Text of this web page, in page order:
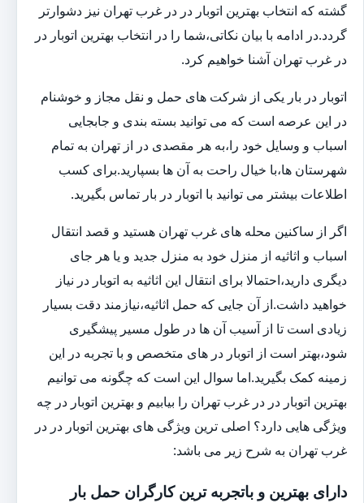
گشته که انتخاب بهترین اتوبار در در غرب تهران نیز دشوارتر
گردد.در ادامه با بیان نکاتی،شما را در انتخاب بهترین اتوبار در
در غرب تهران آشنا خواهیم کرد.
اتوبار در بار یکی از شرکت های حمل و نقل مجاز و خوشنام
در این عرصه است که می توانید بسته بندی و جابجایی
اسباب و وسایل خود را،به هر مقصدی در از تهران به تمام
شهرستان ها،با خیال راحت به آن ها بسپارید.برای کسب
اطلاعات بیشتر می توانید با اتوبار در بار تماس بگیرید.
اگر از ساکنین محله های غرب تهران هستید و قصد انتقال
اسباب و اثاثیه از منزل خود به منزل جدید و یا هر جای
دیگری دارید،احتمالا برای انتقال این اثاثیه به اتوبار در نیاز
خواهید داشت.از آن جایی که حمل اثاثیه،نیازمند دقت بسیار
زیادی است تا از آسیب آن ها در طول مسیر پیشگیری
شود،بهتر است از اتوبار در های متخصص و با تجربه در این
زمینه کمک بگیرید.اما سوال این است که چگونه می توانیم
بهترین اتوبار در در غرب تهران را بیابیم و بهترین اتوبار در چه
ویژگی هایی دارد؟ اصلی ترین ویژگی های بهترین اتوبار در در
غرب تهران به شرح زیر می باشد:
دارای بهترین و باتجربه ترین کارگران حمل بار